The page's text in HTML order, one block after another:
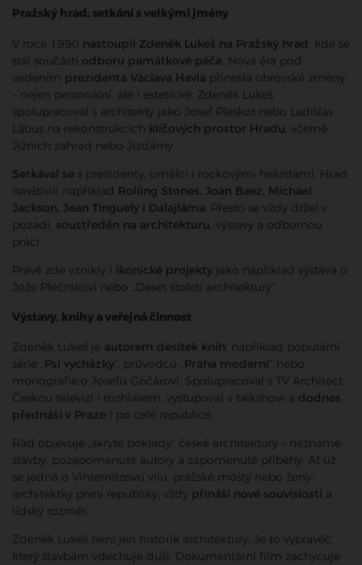
Pražský hrad: setkání s velkými jmény
V roce 1990 nastoupil Zdeněk Lukeš na Pražský hrad, kde se
stal součástí odboru památkové péče. Nová éra pod
vedením prezidenta Václava Havla přinesla obrovské změny
– nejen personální, ale i estetické. Zdeněk Lukeš
spolupracoval s architekty jako Josef Pleskot nebo Ladislav
Lábus na rekonstrukcích klíčových prostor Hradu, včetně
Jižních zahrad nebo Jízdárny.
Setkával se s prezidenty, umělci i rockovými hvězdami. Hrad
navštívili například Rolling Stones, Joan Baez, Michael
Jackson, Jean Tinguely i Dalajláma. Přesto se vždy držel v
pozadí, soustředěn na architekturu, výstavy a odbornou
práci.
Právě zde vznikly i ikonické projekty jako například výstava o
Jože Plečnikovi nebo „Deset století architektury“.
Výstavy, knihy a veřejná činnost
Zdeněk Lukeš je autorem desítek knih, například populární
série „Psí vycházky“, průvodců „Praha moderní“ nebo
monografie o Josefu Gočárovi. Spolupracoval s TV Architect,
Českou televizí i rozhlasem, vystupoval v talkshow a dodnes
přednáší v Praze i po celé republice.
Rád objevuje „skryté poklady“ české architektury – neznámé
stavby, pozapomenuté autory a zapomenuté příběhy. Ať už
se jedná o Vinternitzovu vilu, pražské mosty nebo ženy-
architektky první republiky, vždy přináší nové souvislosti a
lidský rozměr.
Zdeněk Lukeš není jen historik architektury. Je to vypravěč,
který stavbám vdechuje duši. Dokumentární film zachycuje